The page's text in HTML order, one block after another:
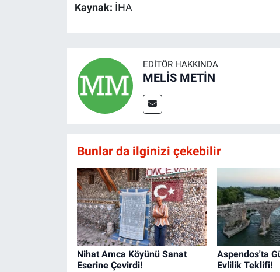
Kaynak: İHA
EDITÖR HAKKINDA
MELİS METİN
Bunlar da ilginizi çekebilir
Nihat Amca Köyünü Sanat
Eserine Çevirdi!
Aspendos'ta
Evlilik Teklifi!